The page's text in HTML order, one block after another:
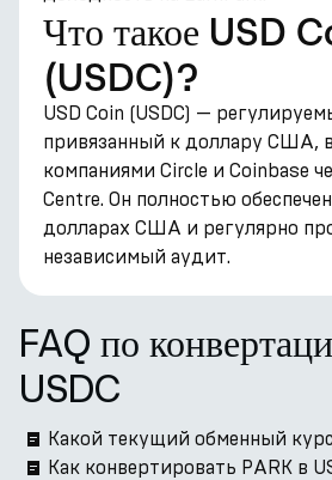
Что такое USD
(USDC)?
USD Coin (USDC) —
привязанный к доллару США,
компаниями Circle и Coinbase
Centre. Он полностью
долларах США и регулярно
независимый аудит.
FAQ по
USDC
Какой текущий обменный курс
Как конвертировать PARK в